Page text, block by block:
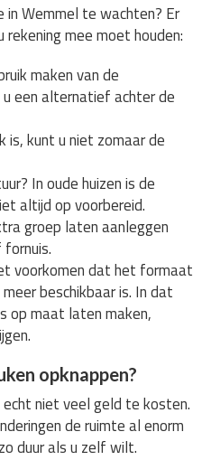
Wemmel te wachten? Er
mee moet houden:
maken van de
een alternatief achter de
is, kunt u niet zomaar de
In oude huizen is de
altijd op voorbereid.
groep laten aanleggen
voorkomen dat het formaat
beschikbaar is. In dat
op maat laten maken,
opknappen?
niet veel geld te kosten.
de ruimte al enorm
duur als u zelf wilt.